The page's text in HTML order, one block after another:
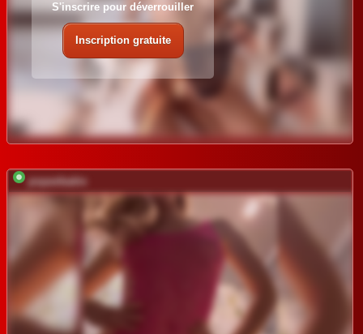
S'inscrire pour déverrouiller
Inscription gratuite
popavkadre